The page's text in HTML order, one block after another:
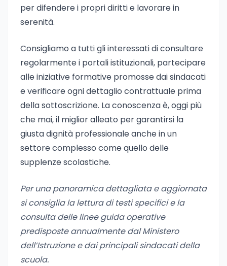
per difendere i propri diritti e lavorare in
serenità.
Consigliamo a tutti gli interessati di consultare
regolarmente i portali istituzionali, partecipare
alle iniziative formative promosse dai sindacati
e verificare ogni dettaglio contrattuale prima
della sottoscrizione. La conoscenza è, oggi più
che mai, il miglior alleato per garantirsi la
giusta dignità professionale anche in un
settore complesso come quello delle
supplenze scolastiche.
Per una panoramica dettagliata e aggiornata
si consiglia la lettura di testi specifici e la
consulta delle linee guida operative
predisposte annualmente dal Ministero
dell’Istruzione e dai principali sindacati della
scuola.